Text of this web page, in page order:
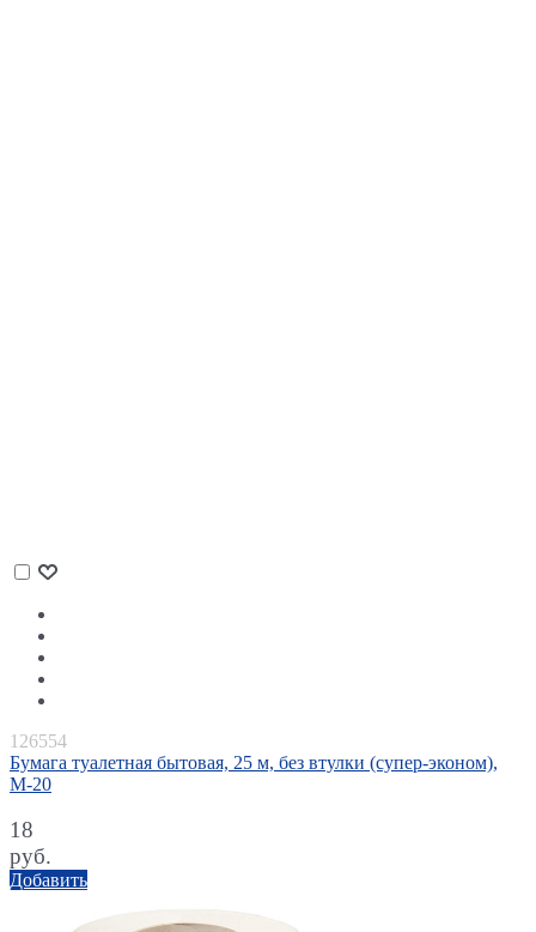
126554
Бумага туалетная бытовая, 25 м, без втулки (супер-эконом),
М-20
18
руб.
Добавить